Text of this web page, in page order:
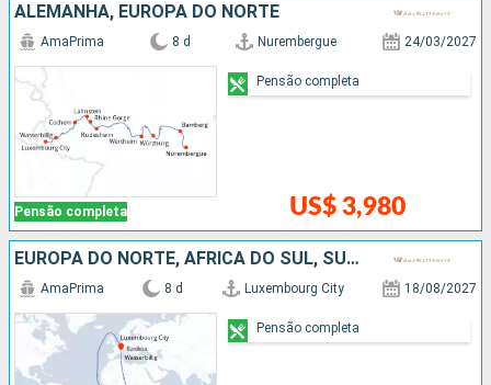
ALEMANHA, EUROPA DO NORTE
Pensão completa
AmaPrima 8 d Nurembergue 24/03/2027
US$ 3,980
Pensão completa
EUROPA DO NORTE, AFRICA DO SUL, SUÍÇO, FRANCIA, ALEMANHA
AmaPrima 8 d Luxembourg City 18/08/2027
Pensão completa